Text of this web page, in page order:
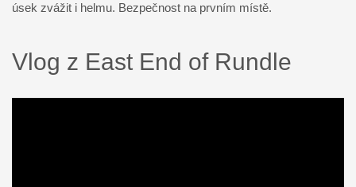
úsek zvážit i helmu. Bezpečnost na prvním místě.
Vlog z East End of Rundle